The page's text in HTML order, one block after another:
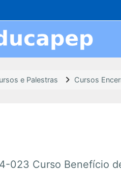
e Palestras Cursos
023 Curso Benefício